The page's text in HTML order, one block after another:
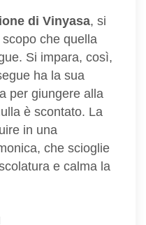
di Vinyasa, si
che quella
Si impara, così,
ha la sua
per giungere alla
è scontato. La
in una
che scioglie
e calma la